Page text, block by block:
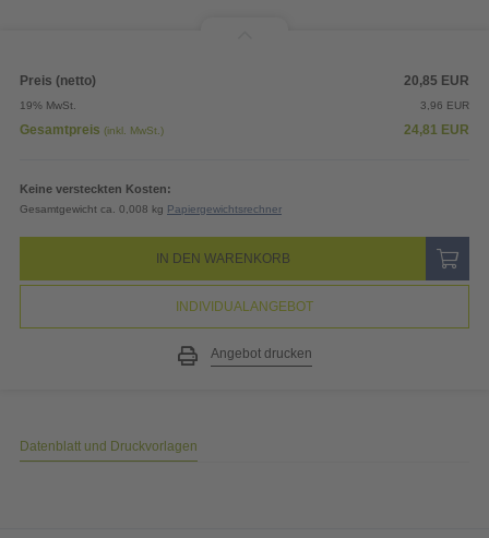
Preis (netto) 20,85 EUR
19% MwSt. 3,96 EUR
Gesamtpreis (inkl. MwSt.) 24,81 EUR
Keine versteckten Kosten:
Gesamtgewicht ca. 0,008 kg Papiergewichtsrechner
IN DEN WARENKORB
INDIVIDUALANGEBOT
Angebot drucken
Datenblatt und Druckvorlagen